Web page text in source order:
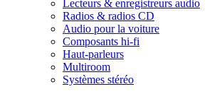
Lecteurs & enregistreurs audio
Radios & radios CD
Audio pour la voiture
Composants hi-fi
Haut-parleurs
Multiroom
Systèmes stéréo